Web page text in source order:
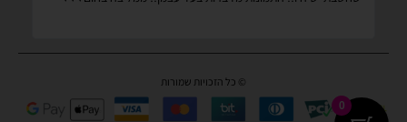
© כל הזכויות שמורות
0